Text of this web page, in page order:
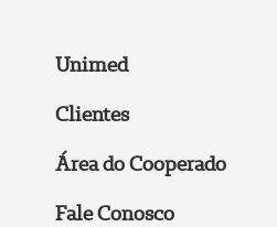
Unimed
Clientes
Área do Cooperado
Fale Conosco